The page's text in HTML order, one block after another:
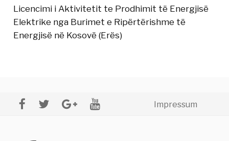
Licencimi i Aktivitetit te Prodhimit të Energjisë
Elektrike nga Burimet e Ripërtërishme të
Energjisë në Kosovë (Erës)
Impressum